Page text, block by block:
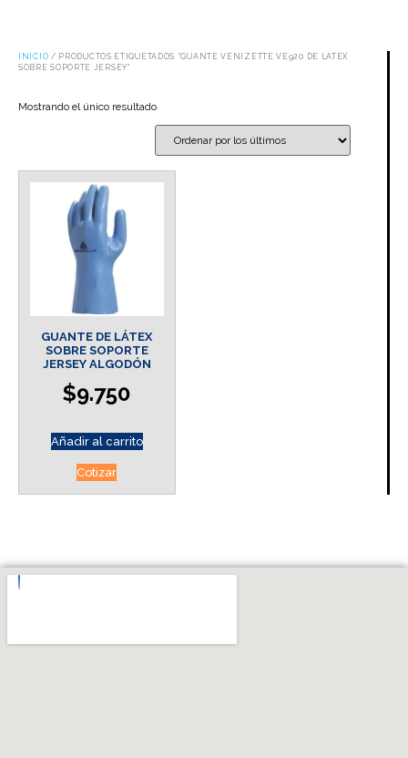
INICIO / PRODUCTOS ETIQUETADOS “GUANTE VENIZETTE VE920 DE LATEX
SOBRE SOPORTE JERSEY”
Mostrando el único resultado
GUANTE DE LÁTEX
SOBRE SOPORTE
JERSEY ALGODÓN
$9.750
Añadir al carrito
Cotizar